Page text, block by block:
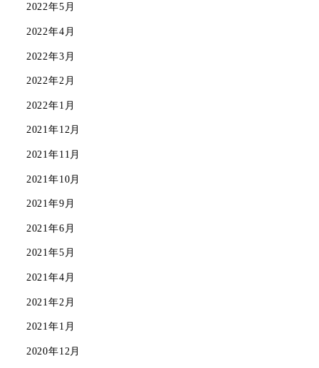
2022年5月
2022年4月
2022年3月
2022年2月
2022年1月
2021年12月
2021年11月
2021年10月
2021年9月
2021年6月
2021年5月
2021年4月
2021年2月
2021年1月
2020年12月